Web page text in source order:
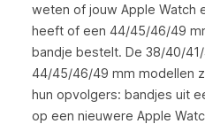
weten of jouw Apple Watch
heeft of een 44/45/46/49
bandje bestelt. De 38/40/
44/45/46/49 mm modellen
hun opvolgers: bandjes uit
op een nieuwere Apple